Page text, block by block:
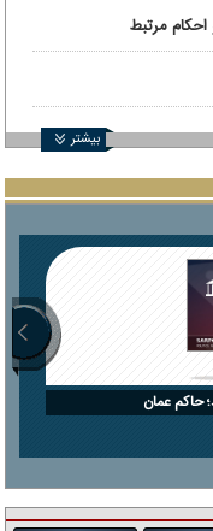
مرتبط
بیشتر
حاکم عمان